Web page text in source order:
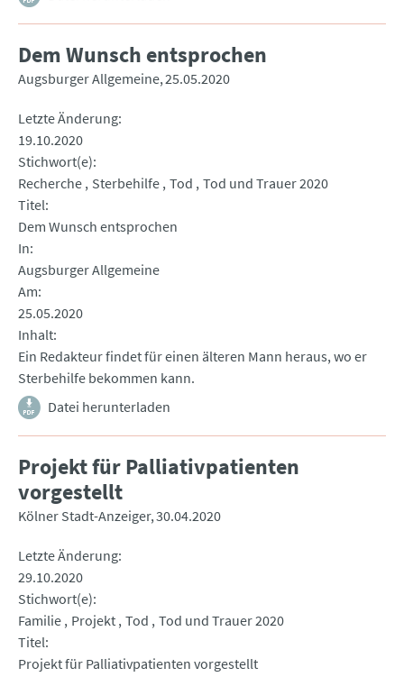
Dem Wunsch entsprochen
Augsburger Allgemeine 25.05.2020
Letzte Änderung
19.10.2020
Stichwort(e)
Recherche Sterbehilfe Tod Tod und Trauer 2020
Titel
Dem Wunsch entsprochen
In
Augsburger Allgemeine
Am
25.05.2020
Inhalt
Ein Redakteur findet für einen älteren Mann heraus, wo er
Sterbehilfe bekommen kann.
Datei herunterladen
Projekt für Palliativpatienten
vorgestellt
Kölner Stadt-Anzeiger 30.04.2020
Letzte Änderung
29.10.2020
Stichwort(e)
Familie Projekt Tod Tod und Trauer 2020
Titel
Projekt für Palliativpatienten vorgestellt